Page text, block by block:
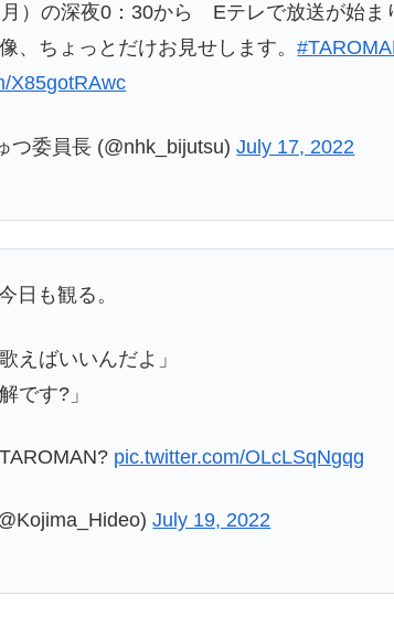
）の深夜0：30から Eテレで放送が始ま
、ちょっとだけお見せします。
X85gotRAwc
つ委員長 (@nhk_bijutsu)July 17, 2022
日も観る。
えばいいんだよ」
です?」
pic.twitter.com/OLcLSqNgqg
July 19, 2022